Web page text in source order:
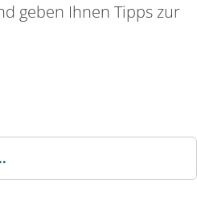
geben Ihnen Tipps zur